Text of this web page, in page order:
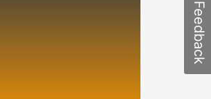
Feedback